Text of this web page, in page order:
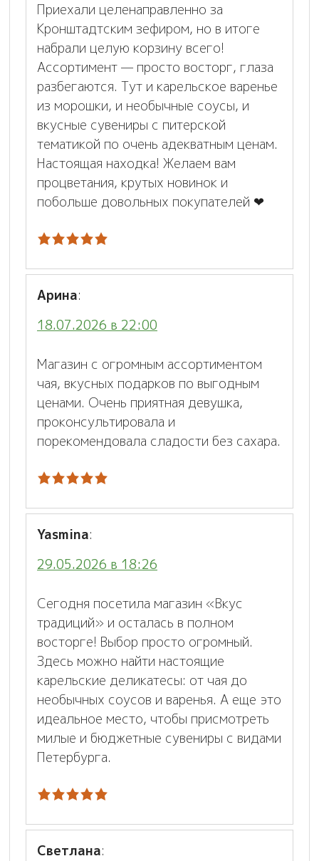
Приехали целенаправленно за
Кронштадтским зефиром, но в итоге
набрали целую корзину всего!
Ассортимент — просто восторг, глаза
разбегаются. Тут и карельское варенье
из морошки, и необычные соусы, и
вкусные сувениры с питерской
тематикой по очень адекватным ценам.
Настоящая находка! Желаем вам
процветания, крутых новинок и
побольше довольных покупателей ❤
Арина:
18.07.2026 в 22:00
Магазин с огромным ассортиментом
чая, вкусных подарков по выгодным
ценами. Очень приятная девушка,
проконсультировала и
порекомендовала сладости без сахара.
Yasmina:
29.05.2026 в 18:26
Сегодня посетила магазин «Вкус
традиций» и осталась в полном
восторге! Выбор просто огромный.
Здесь можно найти настоящие
карельские деликатесы: от чая до
необычных соусов и варенья. А еще это
идеальное место, чтобы присмотреть
милые и бюджетные сувениры с видами
Петербурга.
Светлана: